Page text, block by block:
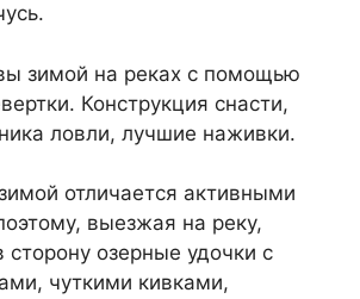
зимой на реках с помощью
Конструкция снасти,
ловли, лучшие наживки.
отличается активными
выезжая на реку,
озерные удочки с
чуткими кивками,